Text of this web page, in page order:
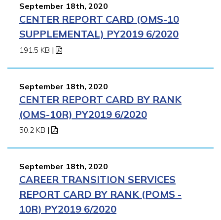
September 18th, 2020
CENTER REPORT CARD (OMS-10
SUPPLEMENTAL) PY2019 6/2020
191.5 KB |
September 18th, 2020
CENTER REPORT CARD BY RANK
(OMS-10R) PY2019 6/2020
50.2 KB |
September 18th, 2020
CAREER TRANSITION SERVICES
REPORT CARD BY RANK (POMS -
10R) PY2019 6/2020